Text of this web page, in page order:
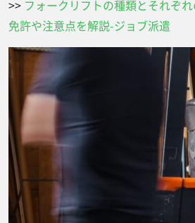
>> フォークリフトの種類とそれぞ
免許や注意点を解説-ジョブ派遣